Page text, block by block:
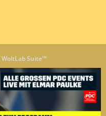
WoltLab Suite™